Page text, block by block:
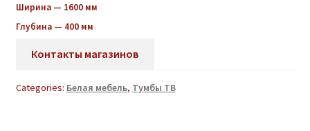
Ширина — 1600 мм
Глубина — 400 мм
Контакты магазинов
Categories: Белая мебель, Тумбы ТВ